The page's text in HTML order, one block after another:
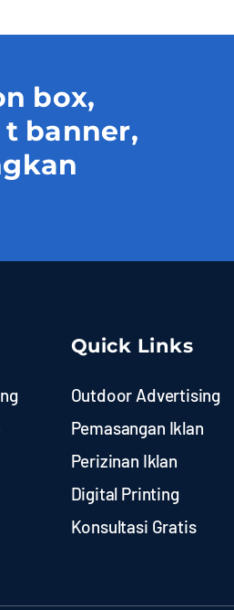
box,
banner,
Quick Links
Outdoor Advertising
Pemasangan Iklan
Perizinan Iklan
Digital Printing
Konsultasi Gratis